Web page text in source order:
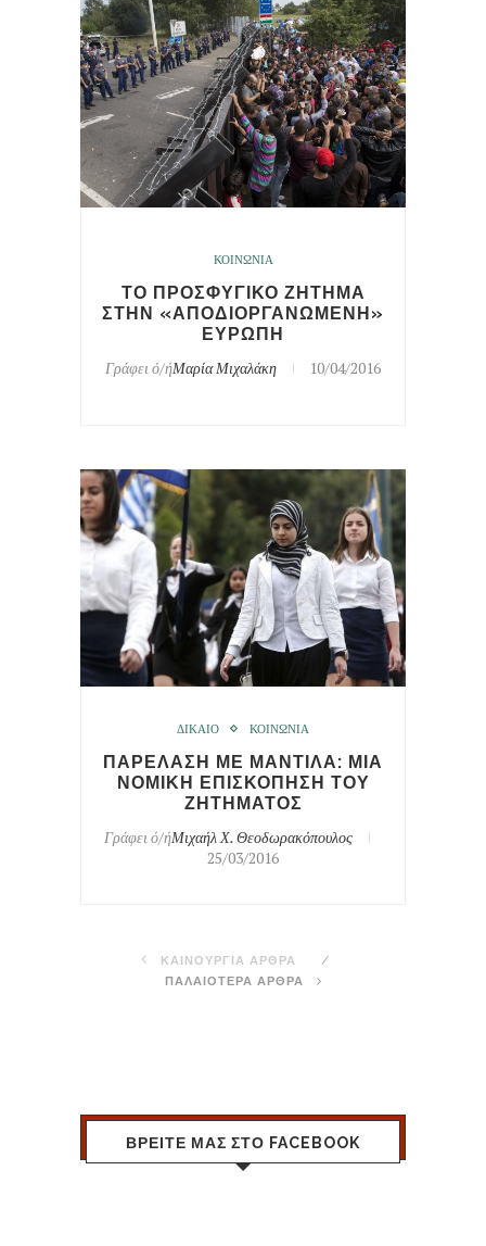
ΚΟΙΝΩΝΙΑ
ΤΟ ΠΡΟΣΦΥΓΙΚΟ ΖΗΤΗΜΑ
ΣΤΗΝ «ΑΠΟΔΙΟΡΓΑΝΩΜΕΝΗ»
ΕΥΡΩΠΗ
Γράφει ό/ήΜαρία Μιχαλάκη 10/04/2016
ΔΙΚΑΙΟ ΚΟΙΝΩΝΙΑ
ΠΑΡΕΛΑΣΗ ΜΕ ΜΑΝΤΙΛΑ: ΜΙΑ
ΝΟΜΙΚΗ ΕΠΙΣΚΟΠΗΣΗ ΤΟΥ
ΖΗΤΗΜΑΤΟΣ
Γράφει ό/ήΜιχαήλ Χ. Θεοδωρακόπουλος
25/03/2016
ΚΑΙΝΟΥΡΓΙΑ ΑΡΘΡΑ
ΠΑΛΑΙΟΤΕΡΑ ΑΡΘΡΑ
ΒΡΕΙΤΕ ΜΑΣ ΣΤΟ FACEBOOK